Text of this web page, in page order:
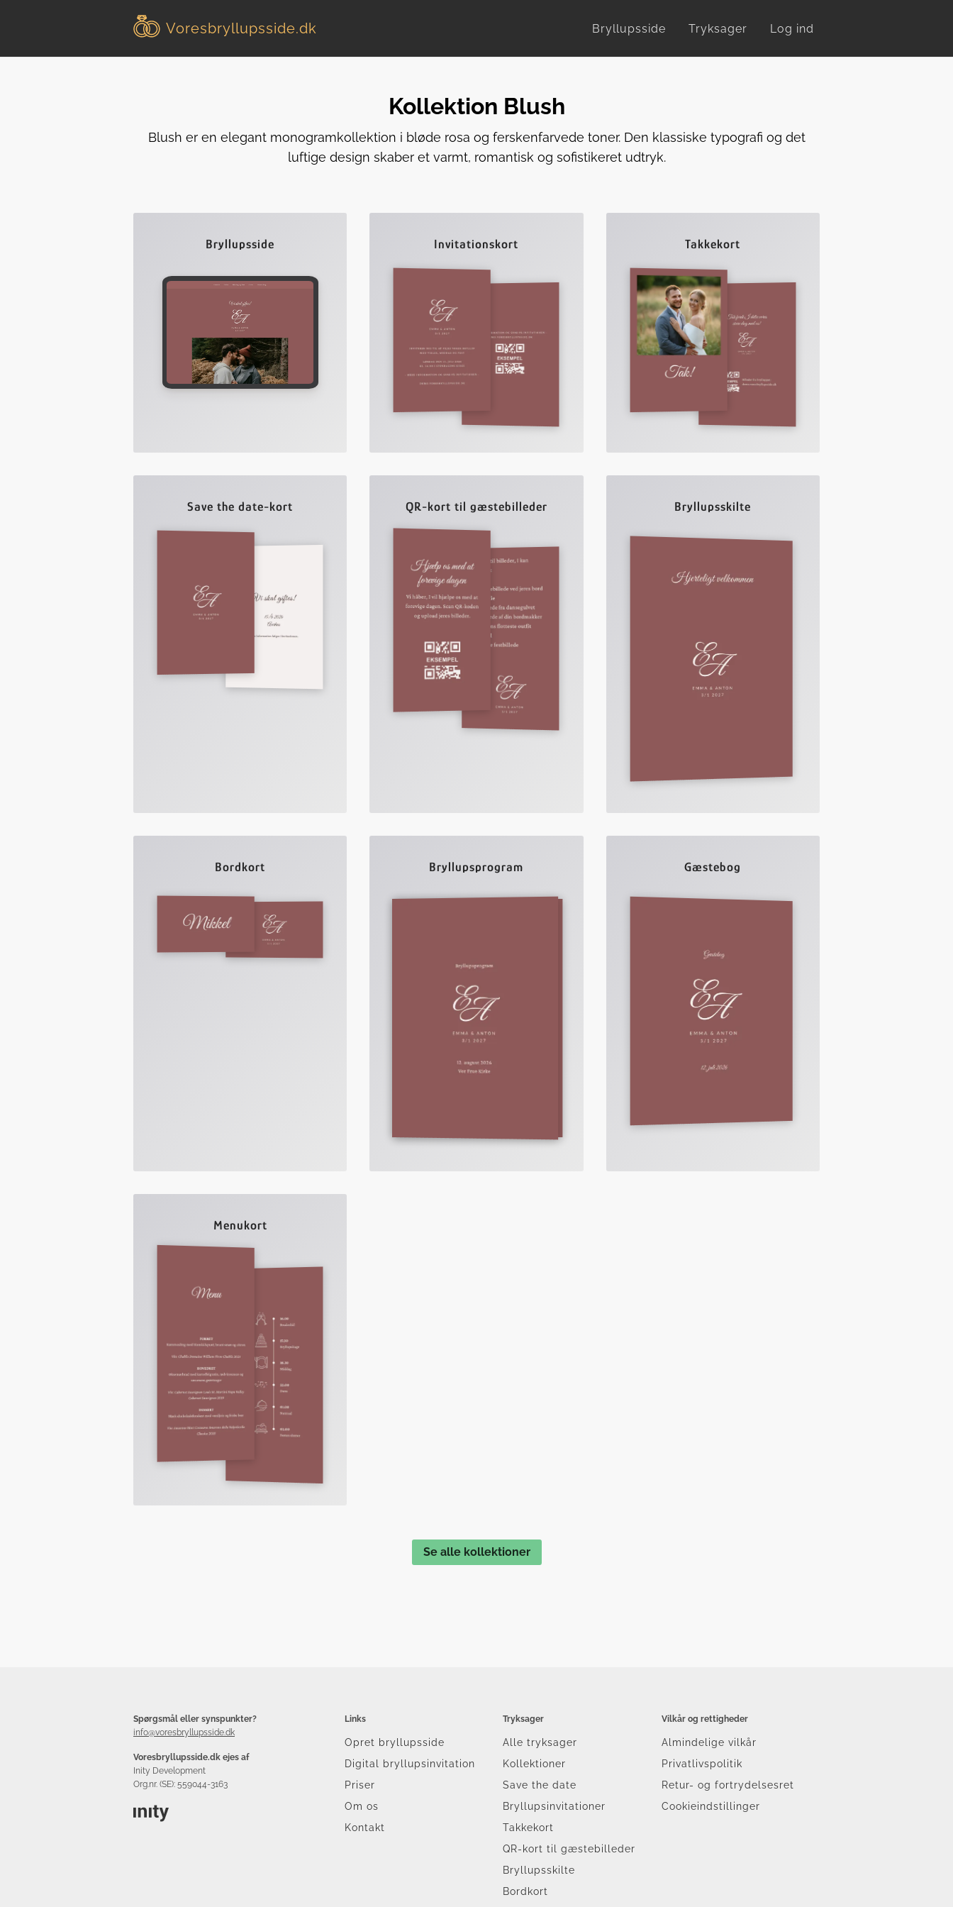
Voresbryllupsside.dk Bryllupsside Tryksager Log ind
Kollektion Blush
Blush er en elegant monogramkollektion i bløde rosa og ferskenfarvede toner. Den klassiske typografi og det
luftige design skaber et varmt, romantisk og sofistikeret udtryk.
Bryllupsside Invitationskort Takkekort
Save the date-kort QR-kort til gæstebilleder Bryllupsskilte
Bordkort Bryllupsprogram Gæstebog
Menukort
Se alle kollektioner
Links
Opret bryllupsside
Digital bryllupsinvitation
Priser
Om os
Kontakt
Tryksager
Alle tryksager
Kollektioner
Save the date
Bryllupsinvitationer
Takkekort
QR-kort til gæstebilleder
Bryllupsskilte
Bordkort
Vilkår og rettigheder
Almindelige vilkår
Privatlivspolitik
Retur- og fortrydelsesret
Cookieindstillinger
Spørgsmål eller synspunkter?
info@voresbryllupsside.dk
Voresbryllupsside.dk ejes af
Inity Development
Org.nr. (SE): 559044-3163